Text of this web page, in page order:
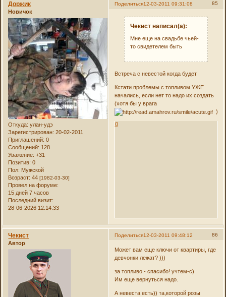
Поделиться 85
12-03-2011 09:31:08
Доржик
Новичок
Откуда: улан-удэ
Зарегистрирован: 20-02-2011
Приглашений: 0
Сообщений: 128
Уважение: +31
Позитив: 0
Пол: Мужской
Возраст: 44[1982-03-30]
Провел на форуме:
15 дней 7 часов
Последний визит:
28-06-2026 12:14:33
Чекист написал(а):
Мне еще на свадьбе чьей-
то свидетелем быть
Встреча с невестой когда будет
Кстати проблемы с топливом УЖЕ
начались, если нет то надо их создать
(хотя бы у врага
)
0
Поделиться 86
12-03-2011 09:48:12
Чекист
Автор
Может вам еще ключи от квартиры, где
девчонки лежат? )))
за топливо - спасибо! учтем-с)
Им еще вернуться надо.
А невеста есть)) та,которой розы